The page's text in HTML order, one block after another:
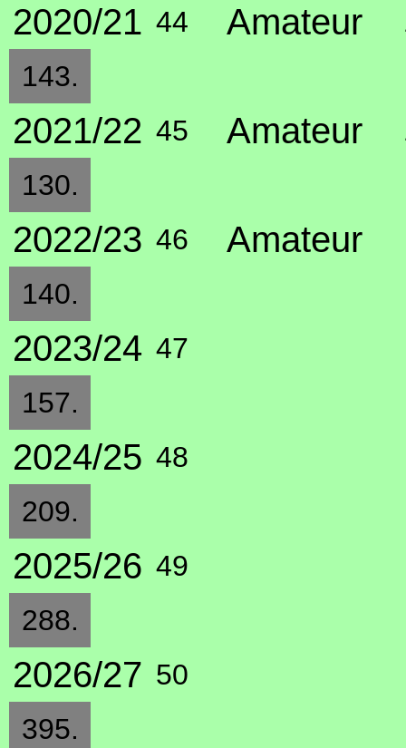
2020/21 44 Amateur
143.
2021/22 45 Amateur
130.
2022/23 46 Amateur
140.
2023/24 47
157.
2024/25 48
209.
2025/26 49
288.
2026/27 50
395.